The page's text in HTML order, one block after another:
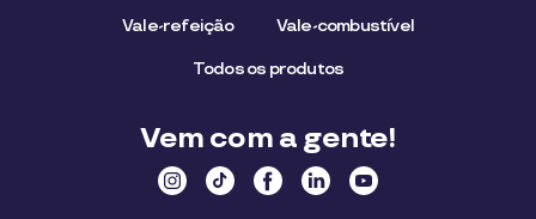
Vale-refeição Vale-combustível
Todos os produtos
Vem com a gente!